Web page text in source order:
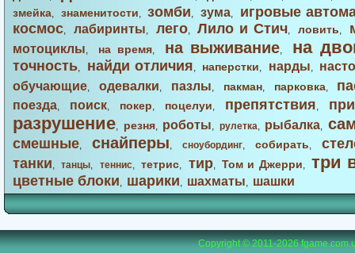
змейка, знаменитости,зомби, зума,
игровые
космос, лабиринты, лего,Лило и Стич,ловить,
мотоциклы, на время, на выживание, на
точность, найди отличия, наперстки, нарды,
обучающие, одевалки, пазлы, пакман, парковка,
поезда, поиск, покер, поцелуи, препятствия,
разрушение, резня, роботы, рулетка, рыбалка,
смешные, снайперы, сноубординг, собирать,
танки,танцы, теннис,тетрис, тир,Том и Джерри, три
цветные блоки, шарики, шахматы, шашки
Copyright © 2011-2026